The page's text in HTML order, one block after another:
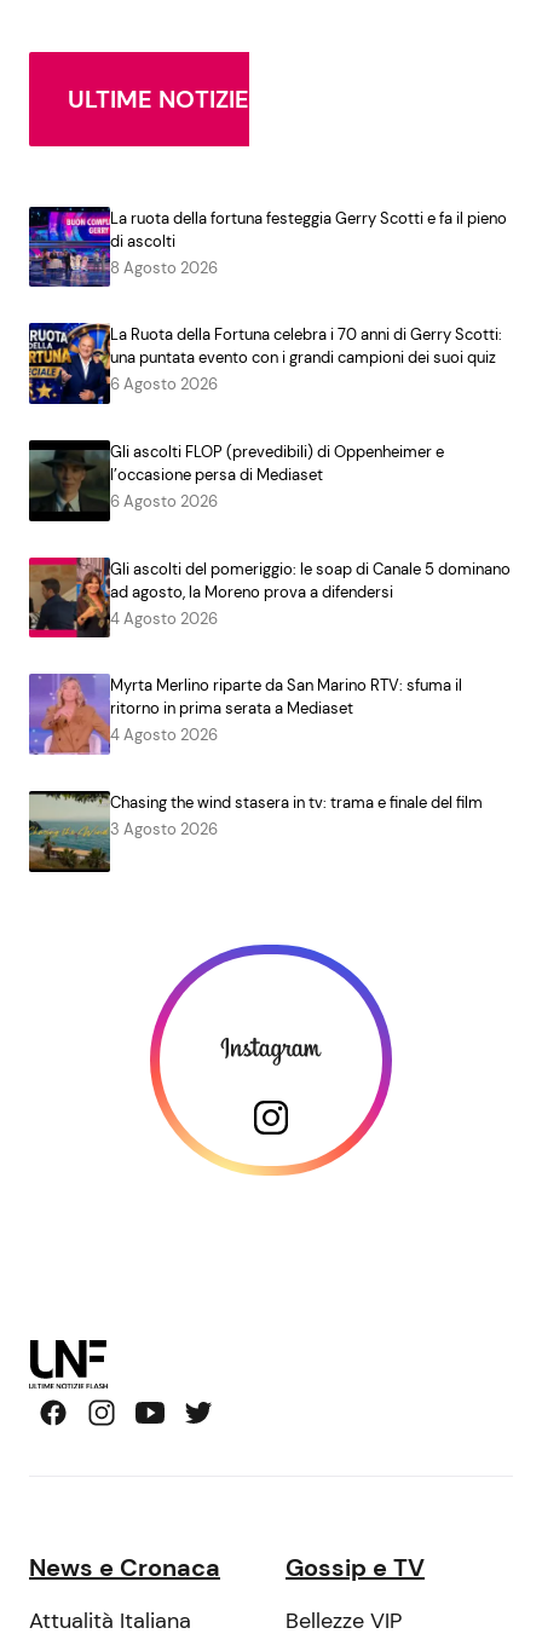
ULTIME NOTIZIE
La ruota della fortuna festeggia Gerry Scotti e fa il pieno
di ascolti
8 Agosto 2026
La Ruota della Fortuna celebra i 70 anni di Gerry Scotti:
una puntata evento con i grandi campioni dei suoi quiz
6 Agosto 2026
Gli ascolti FLOP (prevedibili) di Oppenheimer e
l’occasione persa di Mediaset
6 Agosto 2026
Gli ascolti del pomeriggio: le soap di Canale 5 dominano
ad agosto, la Moreno prova a difendersi
4 Agosto 2026
Myrta Merlino riparte da San Marino RTV: sfuma il
ritorno in prima serata a Mediaset
4 Agosto 2026
Chasing the wind stasera in tv: trama e finale del film
3 Agosto 2026
News e Cronaca
Attualità Italiana
Gossip e TV
Bellezze VIP